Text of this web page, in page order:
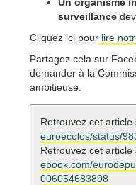
surveillance
Cliquez ici pour lire
Partagez cela sur
demander à la
ambitieuse.
Retrouvez cet article
euroecolos/status/
Retrouvez cet article
ebook.com/
006054683898